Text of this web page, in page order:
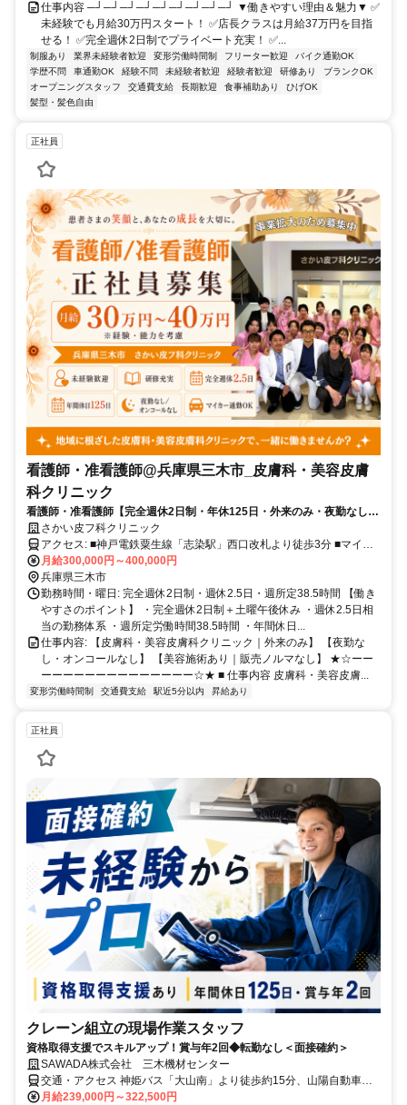
仕事内容 ─┘─┘─┘─┘─┘─┘─┘─┘─┘ ▼働きやすい理由＆魅力▼ ✅
未経験でも月給30万円スタート！ ✅店長クラスは月給37万円を目指
せる！ ✅完全週休2日制でプライベート充実！ ✅...
制服あり 業界未経験者歓迎 変形労働時間制 フリーター歓迎
バイク通勤OK
学歴不問
車通勤OK 経験不問 未経験者歓迎 経験者歓迎 研修あり
ブランクOK
オープニングスタッフ
交通費支給 長期歓迎 食事補助あり
ひげOK
髪型・髪色自由
正社員
看護師・准看護師@兵庫県三木市_皮膚科・美容皮膚
科クリニック
看護師・准看護師【完全週休2日制・年休125日・外来のみ・夜勤なし・
皮膚科クリニック】復職・ブランク歓迎☆子育て世代が活躍中！皮膚科
未経験でも全く問題ありません！美容皮膚科経験がなくてもしっかりス
キルアップできる環境です。
さかい皮フ科クリニック
アクセス: ■神戸電鉄粟生線「志染駅」西口改札より徒歩3分 ■マイカ
ー通勤OKなので、神戸、明石、加古川などからの勤務も大歓迎で
す！ まずはお問い合わせください。 ◎175号線 西脇方面から →小林
の交差点を左折(コンビニ、ガソリンスタンドの看板が目印です。) →
小林東の交差点を右折 →医療ビルの看板が見えたら右折 ◎175号線
神戸方面から →小林の交差点を右折(スシローの看板が目印です。) →
小林東の交差点を右折 →医療ビルの看板が見えたら右折 ※スタッフ
用の専用駐車場（無料）あり ★☆ーーーーーーーーーーーーーーー
ー☆★
月給300,000円～400,000円
兵庫県三木市
勤務時間・曜日: 完全週休2日制・週休2.5日・週所定38.5時間 【働き
やすさのポイント】 ・完全週休2日制＋土曜午後休み ・週休2.5日相
当の勤務体系 ・週所定労働時間38.5時間 ・年間休日...
仕事内容: 【皮膚科・美容皮膚科クリニック｜外来のみ】 【夜勤な
し・オンコールなし】 【美容施術あり｜販売ノルマなし】 ★☆ーー
ーーーーーーーーーーーーーー☆★ ■ 仕事内容 皮膚科・美容皮膚...
変形労働時間制 交通費支給 駅近5分以内 昇給あり
正社員
クレーン組立の現場作業スタッフ
資格取得支援でスキルアップ！賞与年2回◆転勤なし＜面接確約＞
SAWADA株式会社 三木機材センター
交通・アクセス 神姫バス「大山南」より徒歩約15分、山陽自動車道
「三木小野IC」より車で約5分
月給239,000円～322,500円